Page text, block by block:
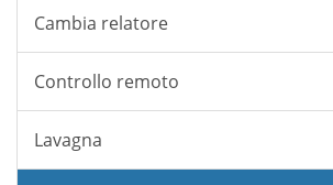
Cambia relatore
Controllo remoto
Lavagna